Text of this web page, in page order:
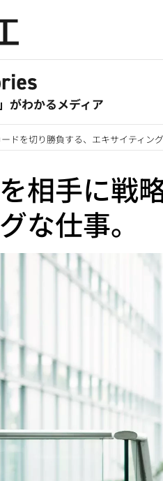
ドを切り勝負する、エキサイティング
相手に戦
な仕事。